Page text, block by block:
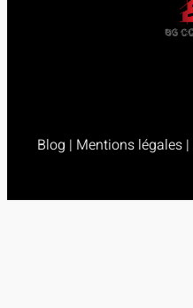
Blog | Mentions légales|